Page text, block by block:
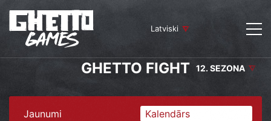
Latviski
GHETTO FIGHT 12. SEZONA
Jaunumi Kalendārs